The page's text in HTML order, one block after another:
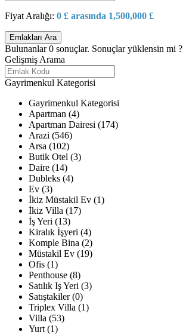
Fiyat Aralığı: 0 £ arasında 1,500,000 £
Bulunanlar0 sonuçlar. Sonuçlar yüklensin mi ?
Gelişmiş Arama
Gayrimenkul Kategorisi
Gayrimenkul Kategorisi
Apartman (4)
Apartman Dairesi (174)
Arazi (546)
Arsa (102)
Butik Otel (3)
Daire (14)
Dubleks (4)
Ev (3)
İkiz Müstakil Ev (1)
İkiz Villa (17)
İş Yeri (13)
Kiralık İşyeri (4)
Komple Bina (2)
Müstakil Ev (19)
Ofis (1)
Penthouse (8)
Satılık Iş Yeri (3)
Satıştakiler (0)
Triplex Villa (1)
Villa (53)
Yurt (1)